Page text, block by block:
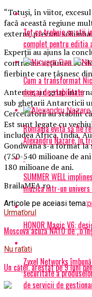
“Totuși, în viitor,
facă această regiune
externi, precum
Experții au ajuns la
contribuie acțiunea
fierbinte care țâșnesc
​Anterior, un grup
sub ghețarii Antarcticii
Cercetătorii au stabilit
Est sunt legate cu
includea Africa, India,
Gondwana s-a format
(750-540 milioane de
180 milioane de ani.
BrailaMEA.ro
Articole pe aceiasi tema:
Urmatorul
Moscova acuză NATO de „o
Nu ratati
Un cățel, arestat pe 9 luni
Tot ce trebuie sa stii
complet pentru editia
Cum a transformat
mesaj de stabilitate
România evită să fie
Alexandru Nazare, în
SUMMER WELL
muzica intr-un
HONOR Magic V6:
Zyxel Networks
securitate a
de servicii de